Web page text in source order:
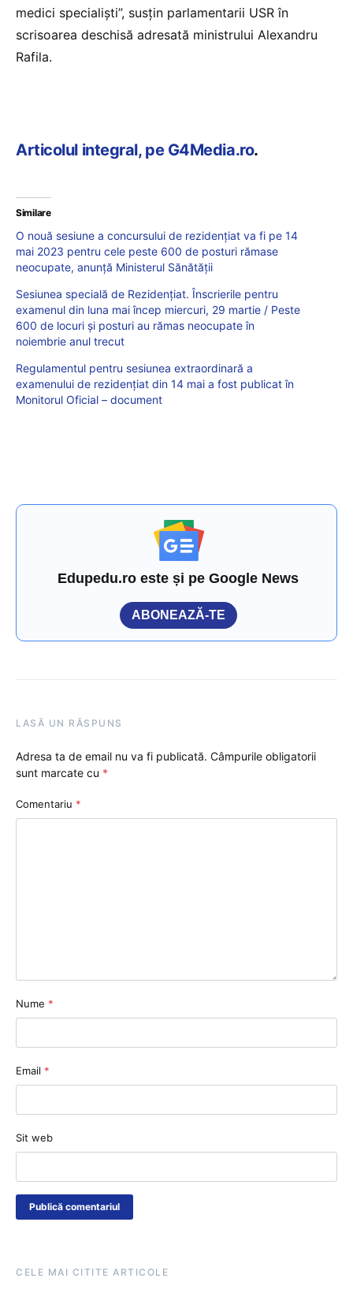
medici specialiști”, susțin parlamentarii USR în
scrisoarea deschisă adresată ministrului Alexandru
Rafila.
Articolul integral, pe G4Media.ro.
Similare
O nouă sesiune a concursului de rezidențiat va fi pe 14
mai 2023 pentru cele peste 600 de posturi rămase
neocupate, anunță Ministerul Sănătății
Sesiunea specială de Rezidențiat. Înscrierile pentru
examenul din luna mai încep miercuri, 29 martie / Peste
600 de locuri și posturi au rămas neocupate în
noiembrie anul trecut
Regulamentul pentru sesiunea extraordinară a
examenului de rezidențiat din 14 mai a fost publicat în
Monitorul Oficial – document
Edupedu.ro este și pe Google News
ABONEAZĂ-TE
LASĂ UN RĂSPUNS
Adresa ta de email nu va fi publicată. Câmpurile obligatorii
sunt marcate cu *
Comentariu *
Nume *
Email *
Sit web
CELE MAI CITITE ARTICOLE